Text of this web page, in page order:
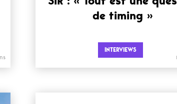
de timing »
INTERVIEWS